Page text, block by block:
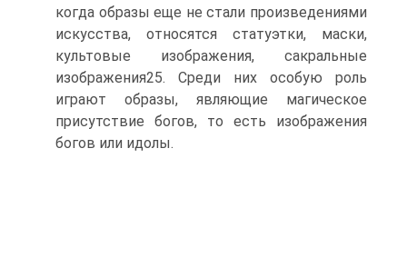
когда образы еще не стали произведениями
искусства, относятся статуэтки, маски,
культовые изображения, сакральные
изображения25. Среди них особую роль
играют образы, являющие магическое
присутствие богов, то есть изображения
богов или идо­лы.